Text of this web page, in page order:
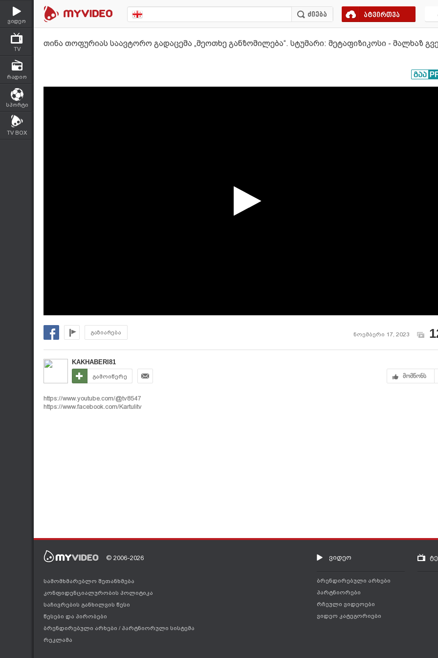
ვიდეო
TV
რადიო
სპორტი
TV BOX
ატვირთვა
თინა თოფურიას საავტორო გადაცემა „მეოთხე განზომილება“. სტუმარი: მეტაფიზიკოსი - მალხაზ
გაზიარება ნოემბერი 17, 2023
KAKHABERI81
გამოიწერე მომწონს
https://www.youtube.com/@tv8547
https://www.facebook.com/Kartulitv
© 2006-2026
სამომხმარებლო შეთანხმება
კონფიდენციალურობის პოლიტიკა
საჩივრების განხილვის წესი
წესები და პირობები
ბრენდირებული არხები / პარტნიორული სისტემა
რეკლამა
ვიდეო
ბრენდირებული არხები
პარტნიორები
რჩეული ვიდეოები
ვიდეო კატეგორიები